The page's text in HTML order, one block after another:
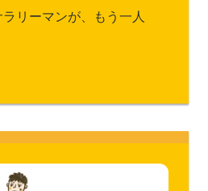
リーマンが、もう一人